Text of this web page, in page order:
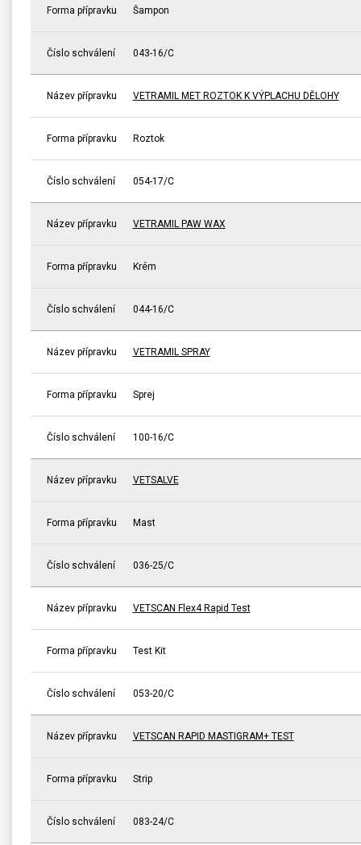
Forma přípravku Šampon
Číslo schválení 043-16/C
Název přípravku VETRAMIL MET ROZTOK K VÝPLACHU DĚLOHY
Forma přípravku Roztok
Číslo schválení 054-17/C
Název přípravku VETRAMIL PAW WAX
Forma přípravku Krém
Číslo schválení 044-16/C
Název přípravku VETRAMIL SPRAY
Forma přípravku Sprej
Číslo schválení 100-16/C
Název přípravku VETSALVE
Forma přípravku Mast
Číslo schválení 036-25/C
Název přípravku VETSCAN Flex4 Rapid Test
Forma přípravku Test Kit
Číslo schválení 053-20/C
Název přípravku VETSCAN RAPID MASTIGRAM+ TEST
Forma přípravku Strip
Číslo schválení 083-24/C